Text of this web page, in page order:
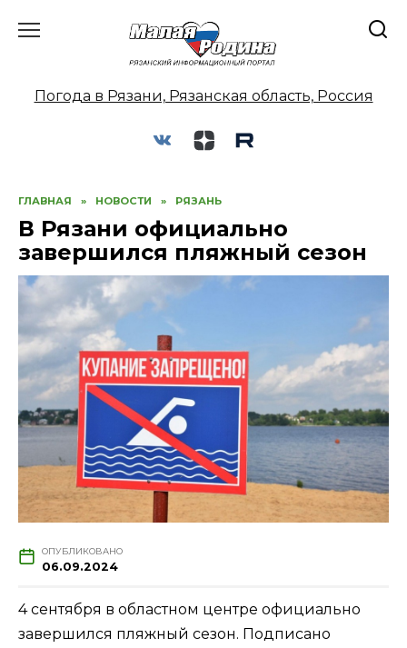
Погода в Рязани, Рязанская область, Россия
ГЛАВНАЯ » НОВОСТИ » РЯЗАНЬ
В Рязани официально
завершился пляжный сезон
ОПУБЛИКОВАНО
06.09.2024
4 сентября в областном центре официально
завершился пляжный сезон. Подписано